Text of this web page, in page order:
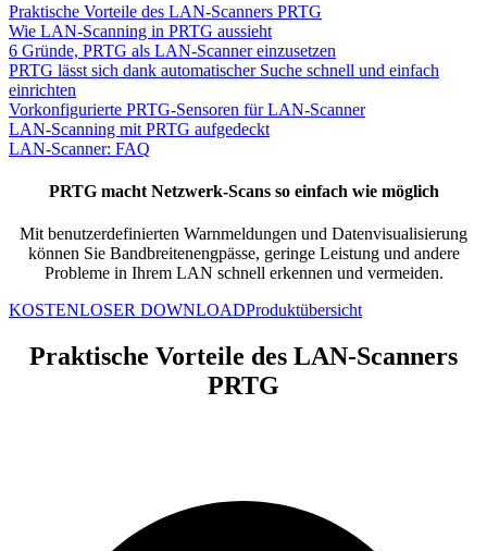
Praktische Vorteile des LAN-Scanners PRTG
Wie LAN-Scanning in PRTG aussieht
6 Gründe, PRTG als LAN-Scanner einzusetzen
PRTG lässt sich dank automatischer Suche schnell und einfach
einrichten
Vorkonfigurierte PRTG-Sensoren für LAN-Scanner
LAN-Scanning mit PRTG aufgedeckt
LAN-Scanner: FAQ
PRTG macht Netzwerk-Scans so einfach wie möglich
Mit benutzerdefinierten Warnmeldungen und Datenvisualisierung
können Sie Bandbreitenengpässe, geringe Leistung und andere
Probleme in Ihrem LAN schnell erkennen und vermeiden.
KOSTENLOSER DOWNLOADProduktübersicht
Praktische Vorteile des LAN-Scanners
PRTG